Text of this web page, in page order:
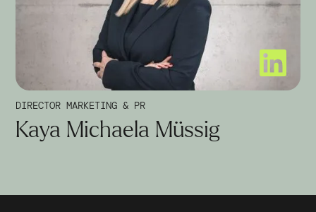
DIRECTOR MARKETING & PR
Kaya Michaela Müssig